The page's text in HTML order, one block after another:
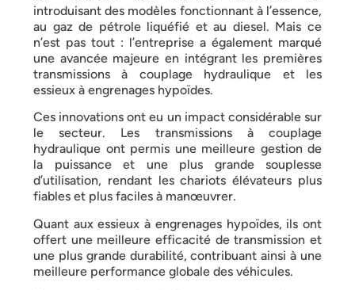
introduisant des modèles fonctionnant à l’essence,
au gaz de pétrole liquéfié et au diesel. Mais ce
n’est pas tout : l’entreprise a également marqué
une avancée majeure en intégrant les premières
transmissions à couplage hydraulique et les
essieux à engrenages hypoïdes.
Ces innovations ont eu un impact considérable sur
le secteur. Les transmissions à couplage
hydraulique ont permis une meilleure gestion de
la puissance et une plus grande souplesse
d’utilisation, rendant les chariots élévateurs plus
fiables et plus faciles à manœuvrer.
Quant aux essieux à engrenages hypoïdes, ils ont
offert une meilleure efficacité de transmission et
une plus grande durabilité, contribuant ainsi à une
meilleure performance globale des véhicules.